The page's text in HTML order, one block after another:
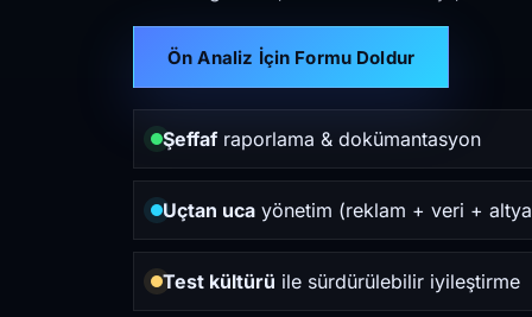
Ön Analiz İçin Formu Doldur
Şeffafraporlama & dokümantasyon
Uçtan uca yönetim (reklam + veri +
Test kültürü ile sürdürülebilir iyileştirme